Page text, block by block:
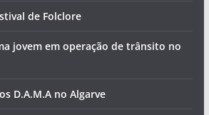
de Folclore
jovem em operação de trânsito no
D.A.M.A no Algarve